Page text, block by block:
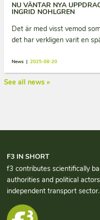
NU VÄNTAR NYA
INGRID NOHLGREN
Det är med visst vemod
det har verkligen varit en
News | 2025-08-20
See all news »
F3 IN SHORT
f3 contributes scientifically
authorities and political
independent transport sector.